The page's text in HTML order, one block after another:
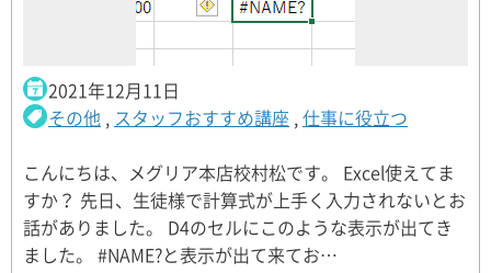
2021年12月11日
その他 , スタッフおすすめ講座 ,仕事に役立つ
こんにちは、メグリア本店校村松です。 Excel使えてま
すか？ 先日、生徒様で計算式が上手く入力されないとお
話がありました。 D4のセルにこのような表示が出てき
ました。 #NAME?と表示が出て来てお…